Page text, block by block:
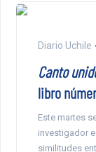
Diario Uchile
Canto
libro
Este martes
investigador
similitudes